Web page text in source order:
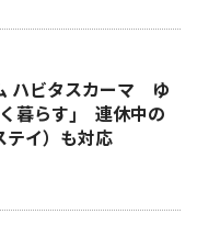
ハビタスカーマ ゆ
暮らす｣ 連休中の
テイ）も対応